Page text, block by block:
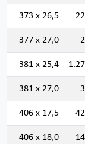
373 x 26,5
377 x 27,0
381 x 25,4
381 x 27,0
406 x 17,5
406 x 18,0